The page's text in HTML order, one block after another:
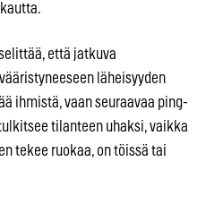
että jatkuva
läheisyyden
ihmistä, vaan seuraavaa ping-
tilanteen uhaksi, vaikka
tekee ruokaa, on töissä tai